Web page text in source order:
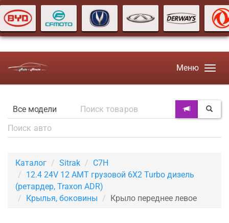
Меню
Каталог Sitrak
C7H
12.4 24V 12 AMT грузовой 6X2 Turbo дизель
(ретардер, Traxon ADR)
Крылья, боковины
Крыло переднее левое